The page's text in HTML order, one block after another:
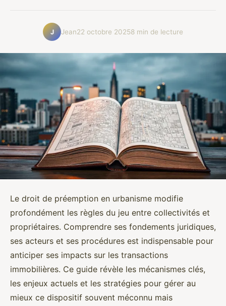
J Jean22 octobre 20258 min de lecture
Le droit de préemption en urbanisme modifie
profondément les règles du jeu entre collectivités et
propriétaires. Comprendre ses fondements juridiques,
ses acteurs et ses procédures est indispensable pour
anticiper ses impacts sur les transactions
immobilières. Ce guide révèle les mécanismes clés,
les enjeux actuels et les stratégies pour gérer au
mieux ce dispositif souvent méconnu mais